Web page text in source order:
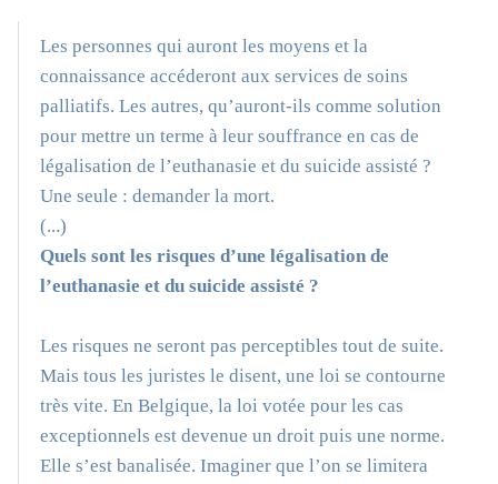
Les personnes qui auront les moyens et la
connaissance accéderont aux services de soins
palliatifs. Les autres, qu’auront-ils comme solution
pour mettre un terme à leur souffrance en cas de
légalisation de l’euthanasie et du suicide assisté ?
Une seule : demander la mort.
(...)
Quels sont les risques d’une légalisation de
l’euthanasie et du suicide assisté ?
Les risques ne seront pas perceptibles tout de suite.
Mais tous les juristes le disent, une loi se contourne
très vite. En Belgique, la loi votée pour les cas
exceptionnels est devenue un droit puis une norme.
Elle s’est banalisée. Imaginer que l’on se limitera